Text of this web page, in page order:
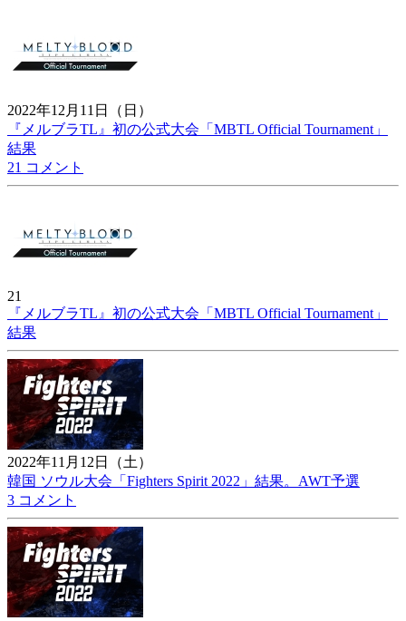
2022年12月11日（日）
『メルブラTL』初の公式大会「MBTL Official Tournament」
結果
21 コメント
21
『メルブラTL』初の公式大会「MBTL Official Tournament」
結果
2022年11月12日（土）
韓国 ソウル大会「Fighters Spirit 2022」結果。AWT予選
3 コメント